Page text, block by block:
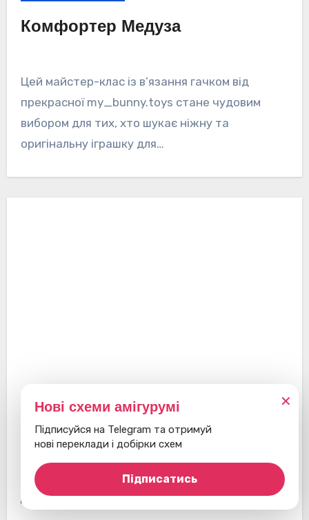
Комфортер Медуза
Цей майстер-клас із в’язання гачком від
прекрасної my_bunny.toys стане чудовим
вибором для тих, хто шукає ніжну та
оригінальну іграшку для…
Жирафи
✕
Нові схеми амігурумі
Підписуйся на Telegram та отримуй
нові переклади і добірки схем
Підписатись